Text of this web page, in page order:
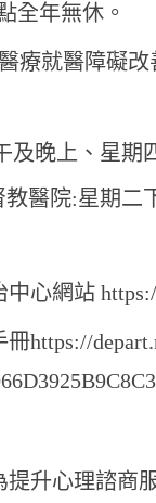
全年無休。
療就醫障礙
及晚上、星期
醫院:星期二
中心網站
冊https://
升心理諮商